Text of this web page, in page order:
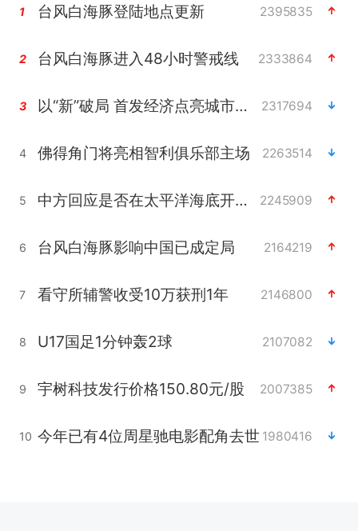
1 台风白海豚登陆地点更新 2395835
2 台风白海豚进入48小时警戒线 2333864
3 以“新”破局 首发经济点亮城市消费活力 2317694
4 佛得角门将亮相智利俱乐部主场 2263514
5 中方回应是否在太平洋海底开采稀土 2245909
6 台风白海豚影响中国已成定局 2164219
7 看守所辅警收受10万获刑1年 2146800
8 U17国足1分钟轰2球 2107082
9 宇树科技发行价格150.80元/股 2007385
10 今年已有4位周星驰电影配角去世 1980416